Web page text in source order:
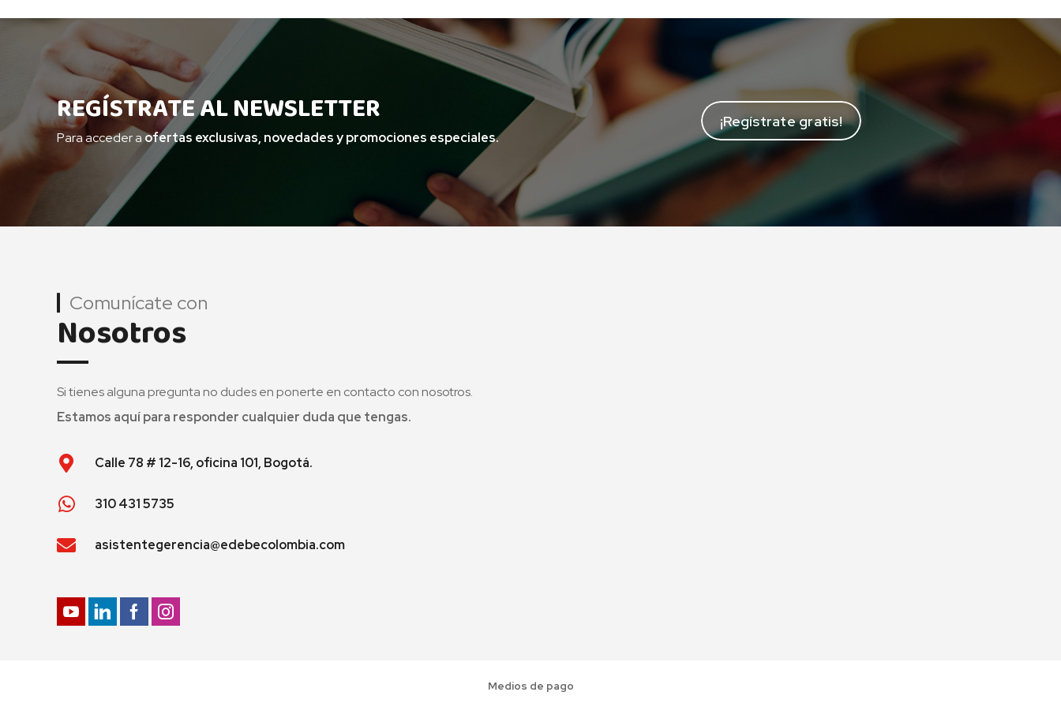
REGÍSTRATE AL NEWSLETTER
Para acceder aofertas exclusivas, novedades y promociones especiales.
¡Regístrate gratis!
Comunícate con
Nosotros
Si tienes alguna pregunta no dudes en ponerte en contacto con nosotros.
Estamos aquí para responder cualquier duda que tengas.
Calle 78 # 12-16, oficina 101, Bogotá.
310 431 5735
asistentegerencia@edebecolombia.com
Medios de pago